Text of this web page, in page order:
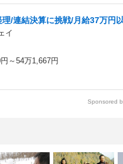
/連結決算に挑戦/月給37万円
イ
～54万1,667円
Sponsored